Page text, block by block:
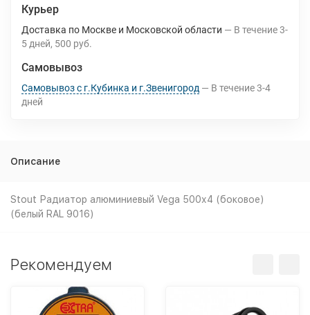
Курьер
Доставка по Москве и Московской области В течение3-
5 дней 500 руб.
Самовывоз
Самовывоз с г.Кубинка и г.Звенигород В течение3-4
дней
Описание
Stout Радиатор алюминиевый Vega 500х4 (боковое)
(белый RAL 9016)
Рекомендуем